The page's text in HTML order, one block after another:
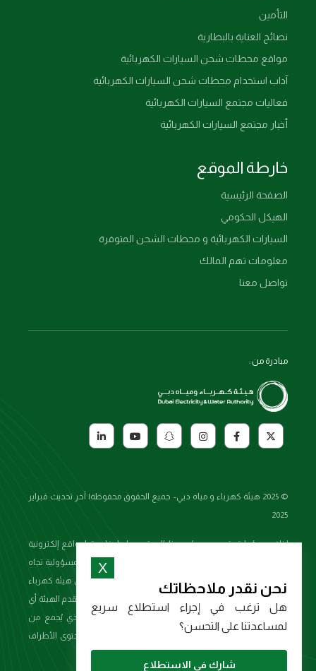
التأمين
نصائح العناية بالبطارية
مواقع محطات شحن السيارات الكهربائية
آداب استخدام محطات شحن السيارات الكهربائية
فعاليات مجتمع السيارات الكهربائية
أخبار مجتمع السيارات الكهربائية
خارطة الموقع
الصفحة الرئيسية
الهيكل الحكومي
السيارات الكهربائية و محطات الشحن المتوفرة
معلومات تهم المالك
تواصل معنا
© 2025 هيئة كهرباء و مياه دبي- جميع الحقوق محفوظة| آخر تحديث فبراير
2025
إخلاء مسؤولية: قد يوجد على هذا الموقع روابط خارجية لمواقع إلكترونية
تابعة لأطراف أخرى، وعليه لا تتحمل هيئة كهرباء ومياه دبي المسؤولية تجاه
أي منتجات أو خدمات تعرض على هذه المواقع. كما لا تصادق هيئة كهرباء
ومياه دبي أو توافق على أي علامة تجارية للأطراف الأخرى ولا تقدم الهيئة أي
ضمانات أو إقرارات أو تعهدات تتعلق بالمحتوى المتاح والذي يُجمع من
المواقع الإلكترونية للأطراف الأخرى. إن جميع المعلومات ومحتوى الأطراف
الأخرى تستخدم لأغراض المعلومات والتوعية فقط
مبادرة من :
X
نحن نقدر ملاحظاتك
هل ترغب في إجراء استطلاع سريع
لمساعدتنا على التحسن؟
شارك في الاستطلاع